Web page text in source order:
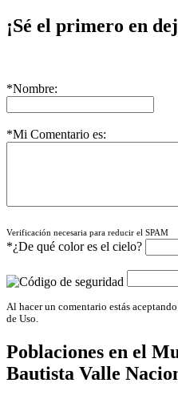
¡Sé el primero en
*Nombre:
*Mi Comentario es:
Verificación necesaria para reducir el SPAM
*¿De qué color es el cielo?
Al hacer un comentario estás
de Uso.
Poblaciones en el
Bautista Valle